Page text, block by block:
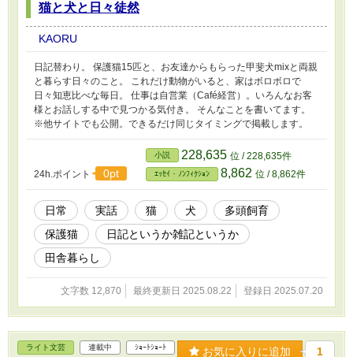
猫と犬と日々徒然
KAORU
日記替わり。 保護猫15匹と、お友達からもらった甲斐犬mixと両親
と暮らす日々のこと。 これだけ動物がいると、家はボロボロで
日々知恵比べな毎日。 仕事は自営業（Café経営）。いろんなお客
様とお話しする中で見つかる気付き。 そんなことを書いてます。
※他サイトでも公開。できるだけ同じタイミングで掲載します。
24h.ポイント 0pt
小説 228,635 位 / 228,635件
ｴｯｾｲ・ﾉﾝﾌｨｸｼｮﾝ 8,862 位 / 8,862件
日常 実話 猫 犬
多頭飼育
保護猫
日記というか雑記というか
田舎暮らし
文字数 12,870 最終更新日 2025.08.22 登録日 2025.07.20
ライト文芸 連載中 ｼｮｰﾄｼｮｰﾄ お気に入りに追加 1